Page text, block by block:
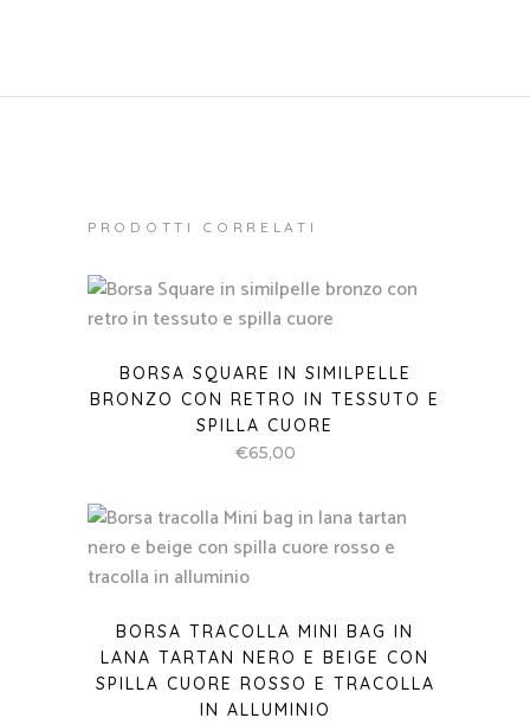
PRODOTTI CORRELATI
BORSA SQUARE IN SIMILPELLE
BRONZO CON RETRO IN TESSUTO E
SPILLA CUORE
€65,00
BORSA TRACOLLA MINI BAG IN
LANA TARTAN NERO E BEIGE CON
SPILLA CUORE ROSSO E TRACOLLA
IN ALLUMINIO